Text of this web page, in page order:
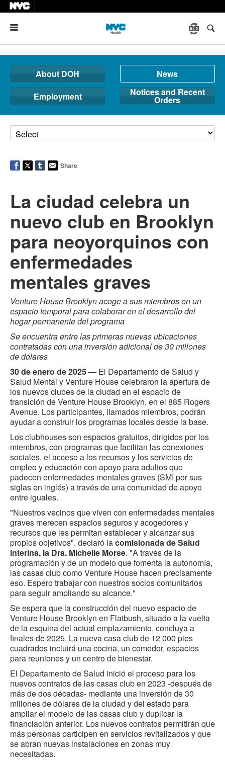
About DOH
News
Employment
Notices and Recent
Orders
Share
La ciudad celebra un
nuevo club en Brooklyn
para neoyorquinos con
enfermedades
mentales graves
Venture House Brooklyn acoge a sus miembros en un
espacio temporal para colaborar en el desarrollo del
hogar permanente del programa
Se encuentra entre las primeras nuevas ubicaciones
contratadas con una inversión adicional de 30 millones
de dólares
30 de enero de 2025 — El Departamento de Salud y
Salud Mental y Venture House celebraron la apertura de
los nuevos clubes de la ciudad en el espacio de
transición de Venture House Brooklyn, en el 885 Rogers
Avenue. Los participantes, llamados miembros, podrán
ayudar a construir los programas locales desde la base.
Los clubhouses son espacios gratuitos, dirigidos por los
miembros, con programas que facilitan las conexiones
sociales, el acceso a los recursos y los servicios de
empleo y educación con apoyo para adultos que
padecen enfermedades mentales graves (SMI por sus
siglas en inglés) a través de una comunidad de apoyo
entre iguales.
"Nuestros vecinos que viven con enfermedades mentales
graves merecen espacios seguros y acogedores y
recursos que les permitan establecer y alcanzar sus
propios objetivos", declaró lacomisionada de Salud
interina, la Dra. Michelle Morse. "A través de la
programación y de un modelo que fomenta la autonomía,
las casas club como Venture House hacen precisamente
eso. Espero trabajar con nuestros socios comunitarios
para seguir ampliando su alcance."
Se espera que la construcción del nuevo espacio de
Venture House Brooklyn en Flatbush, situado a la vuelta
de la esquina del actual emplazamiento, concluya a
finales de 2025. La nueva casa club de 12 000 pies
cuadrados incluirá una cocina, un comedor, espacios
para reuniones y un centro de bienestar.
El Departamento de Salud inició el proceso para los
nuevos contratos de las casas club en 2023 -después de
más de dos décadas- mediante una inversión de 30
millones de dólares de la ciudad y del estado para
ampliar el modelo de las casas club y duplicar la
financiación anterior. Los nuevos contratos permitirán que
más personas participen en servicios revitalizados y que
se abran nuevas instalaciones en zonas muy
necesitadas.